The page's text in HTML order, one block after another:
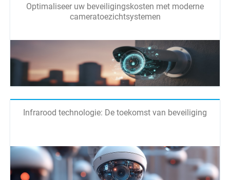
Optimaliseer uw beveiligingskosten met moderne
cameratoezichtsystemen
Infrarood technologie: De toekomst van beveiliging